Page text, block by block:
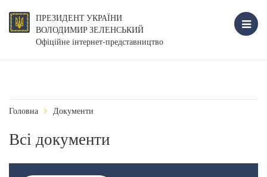
ПРЕЗИДЕНТ УКРАЇНИ
ВОЛОДИМИР ЗЕЛЕНСЬКИЙ
Офіційне інтернет-представництво
Головна Документи
Всі документи